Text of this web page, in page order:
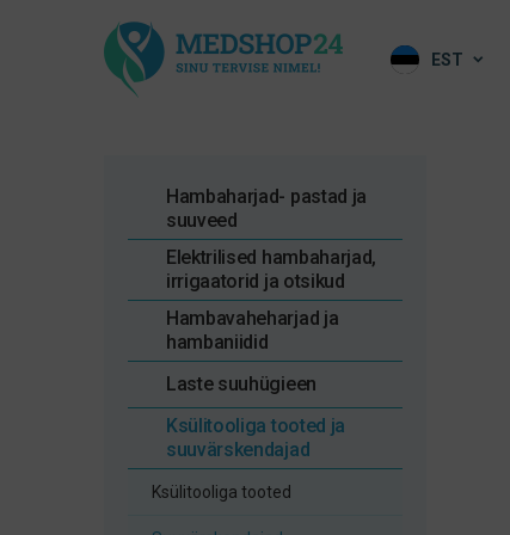
EST
Hambaharjad- pastad ja
suuveed
Elektrilised hambaharjad,
irrigaatorid ja otsikud
Hambavaheharjad ja
hambaniidid
Laste suuhügieen
Ksülitooliga tooted ja
suuvärskendajad
Ksülitooliga tooted